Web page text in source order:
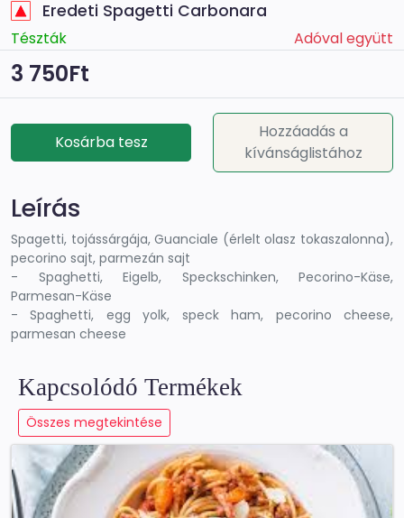
Eredeti Spagetti Carbonara
Tészták Adóval együtt
3 750Ft
Kosárba tesz
Hozzáadás a
kívánságlistához
Leírás
Spagetti, tojássárgája, Guanciale (érlelt olasz tokaszalonna),
pecorino sajt, parmezán sajt
- Spaghetti, Eigelb, Speckschinken, Pecorino-Käse,
Parmesan-Käse
- Spaghetti, egg yolk, speck ham, pecorino cheese,
parmesan cheese
Kapcsolódó Termékek
Összes megtekintése